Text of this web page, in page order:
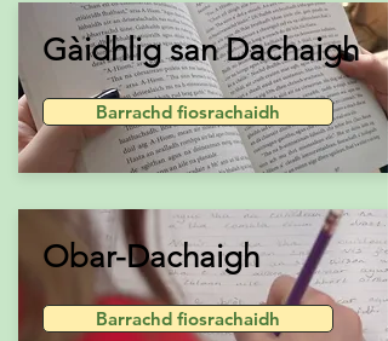
Gàidhlig san Dachaigh
Barrachd fiosrachaidh
Obar-Dachaigh
Barrachd fiosrachaidh